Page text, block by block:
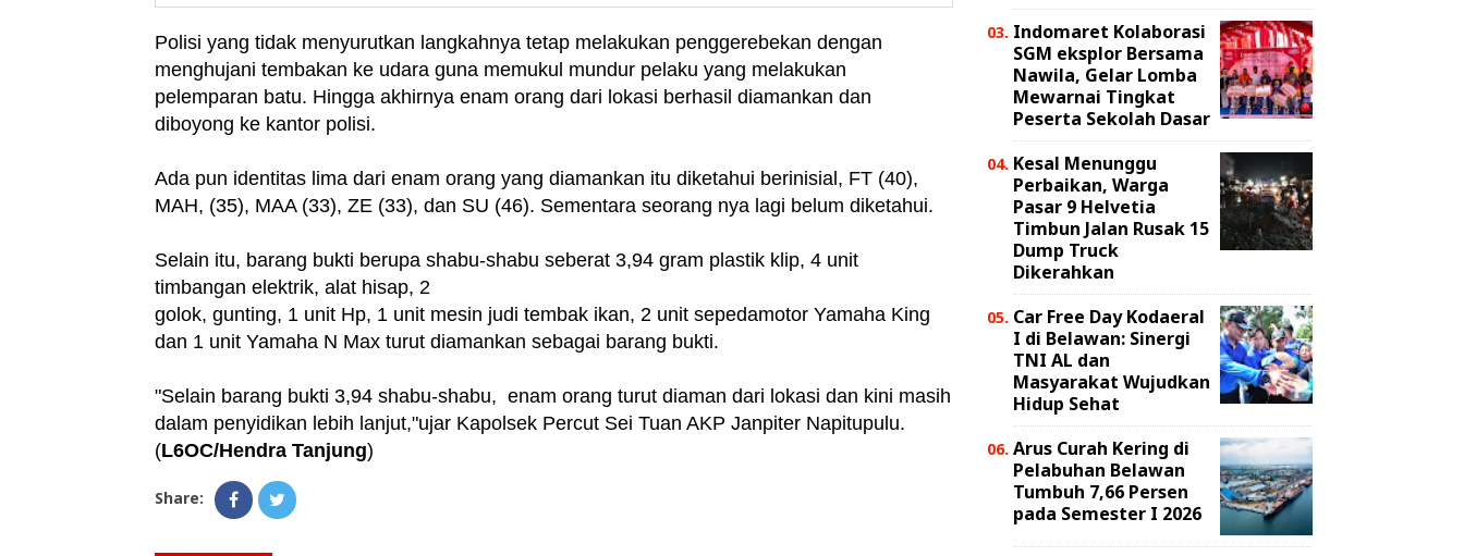
Polisi yang tidak menyurutkan langkahnya tetap melakukan penggerebekan dengan
menghujani tembakan ke udara guna memukul mundur pelaku yang melakukan
pelemparan batu. Hingga akhirnya enam orang dari lokasi berhasil diamankan dan
diboyong ke kantor polisi.
Ada pun identitas lima dari enam orang yang diamankan itu diketahui berinisial, FT (40),
MAH, (35), MAA (33), ZE (33), dan SU (46). Sementara seorang nya lagi belum diketahui.
Selain itu, barang bukti berupa shabu-shabu seberat 3,94 gram plastik klip, 4 unit
timbangan elektrik, alat hisap, 2
golok, gunting, 1 unit Hp, 1 unit mesin judi tembak ikan, 2 unit sepedamotor Yamaha King
dan 1 unit Yamaha N Max turut diamankan sebagai barang bukti.
"Selain barang bukti 3,94 shabu-shabu, enam orang turut diaman dari lokasi dan kini masih
dalam penyidikan lebih lanjut,"ujar Kapolsek Percut Sei Tuan AKP Janpiter Napitupulu.
(L6OC/Hendra Tanjung)
Share:
Indomaret Kolaborasi
SGM eksplor Bersama
Nawila, Gelar Lomba
Mewarnai Tingkat
Peserta Sekolah Dasar
Kesal Menunggu
Perbaikan, Warga
Pasar 9 Helvetia
Timbun Jalan Rusak 15
Dump Truck
Dikerahkan
Car Free Day Kodaeral
I di Belawan: Sinergi
TNI AL dan
Masyarakat Wujudkan
Hidup Sehat
Arus Curah Kering di
Pelabuhan Belawan
Tumbuh 7,66 Persen
pada Semester I 2026